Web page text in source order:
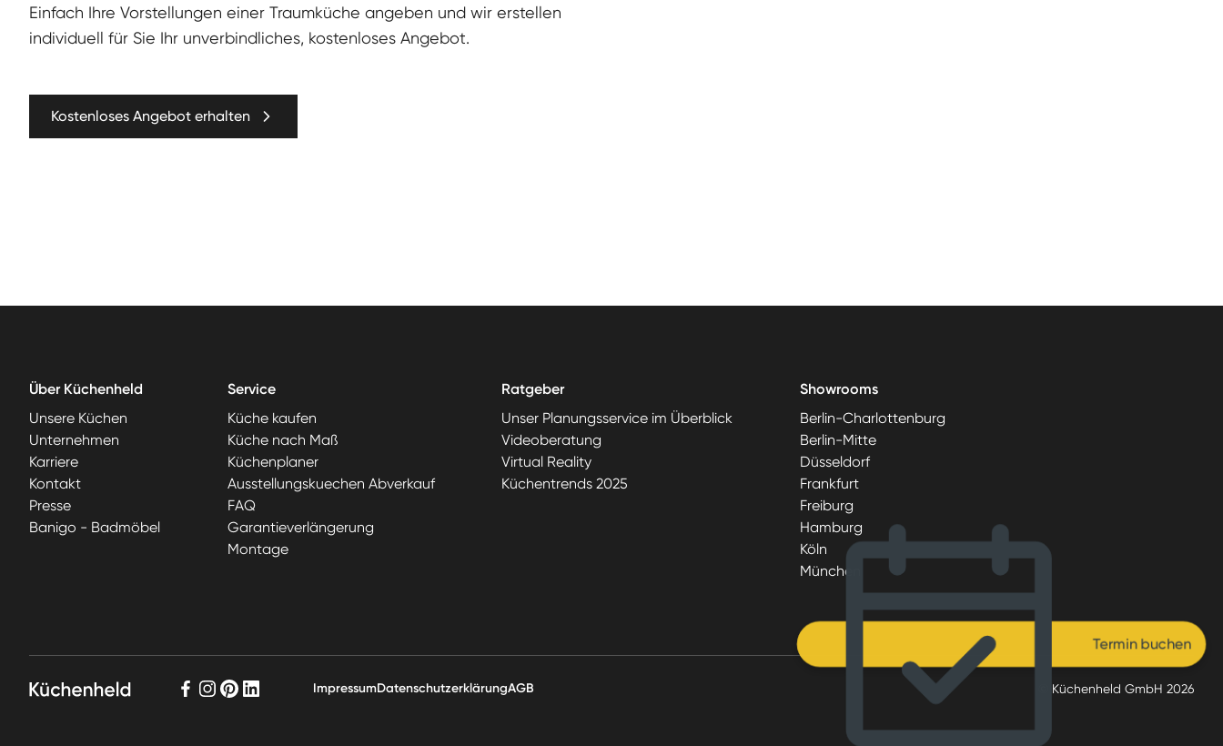
Ein­fach Ihre Vorstel­lun­gen ein­er Traumküche angeben und wir erstellen
individuell für Sie Ihr unverbindliches, kostenloses Angebot.
Kostenloses Angebot erhalten
Über Küchenheld
Unsere Küchen
Unternehmen
Karriere
Kontakt
Presse
Banigo - Badmöbel
Service
Küche kaufen
Küche nach Maß
Küchenplaner
Ausstellungskuechen Abverkauf
FAQ
Garantieverlängerung
Montage
Ratgeber
Unser Planungsservice im Überblick
Videoberatung
Virtual Reality
Küchentrends 2025
Showrooms
Berlin-Charlottenburg
Berlin-Mitte
Düsseldorf
Frankfurt
Freiburg
Hamburg
Köln
München
ImpressumDatenschutzerklärungAGB © Küchenheld GmbH 2026
Termin buchen